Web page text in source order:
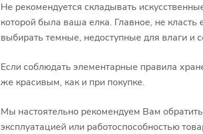
Не рекомендуется складывать
которой была ваша елка. Главное, не
выбирать темные, недоступные для влаги и
Если соблюдать элементарные правила
же красивым, как и при покупке.
Мы настоятельно рекомендуем Вам
эксплуатацией или работоспособностью